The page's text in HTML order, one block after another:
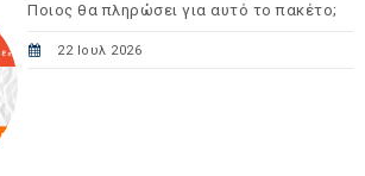
Ποιος θα πληρώσει για αυτό το πακέτο;
22 Ιουλ 2026